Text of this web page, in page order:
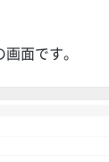
面です。